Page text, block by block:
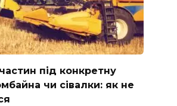
під конкретну
чи сівалки: як не